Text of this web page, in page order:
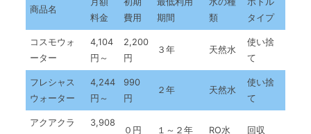
商品名
料金
費用
期間
類
タイプ
コスモウォ
ーター
4,104
円～
2,200
円
３年 天然水
使い捨
て
フレシャス
ウォーター
4,244
円～
990
円
２年 天然水
使い捨
て
アクアクラ
3,908
０円 １～２年 RO水 回収